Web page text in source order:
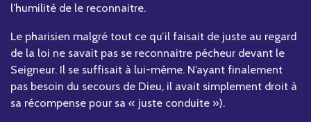
l’humilité de le reconnaitre.
Le pharisien malgré tout ce qu’il faisait de juste au regard
de la loi ne savait pas se reconnaitre pécheur devant le
Seigneur. Il se suffisait à lui-même. N’ayant finalement
pas besoin du secours de Dieu, il avait simplement droit à
sa récompense pour sa « juste conduite »).